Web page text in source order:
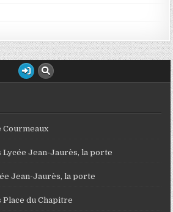
Courmeaux
Lycée Jean-Jaurès, la porte
Jean-Jaurès, la porte
Place du Chapitre